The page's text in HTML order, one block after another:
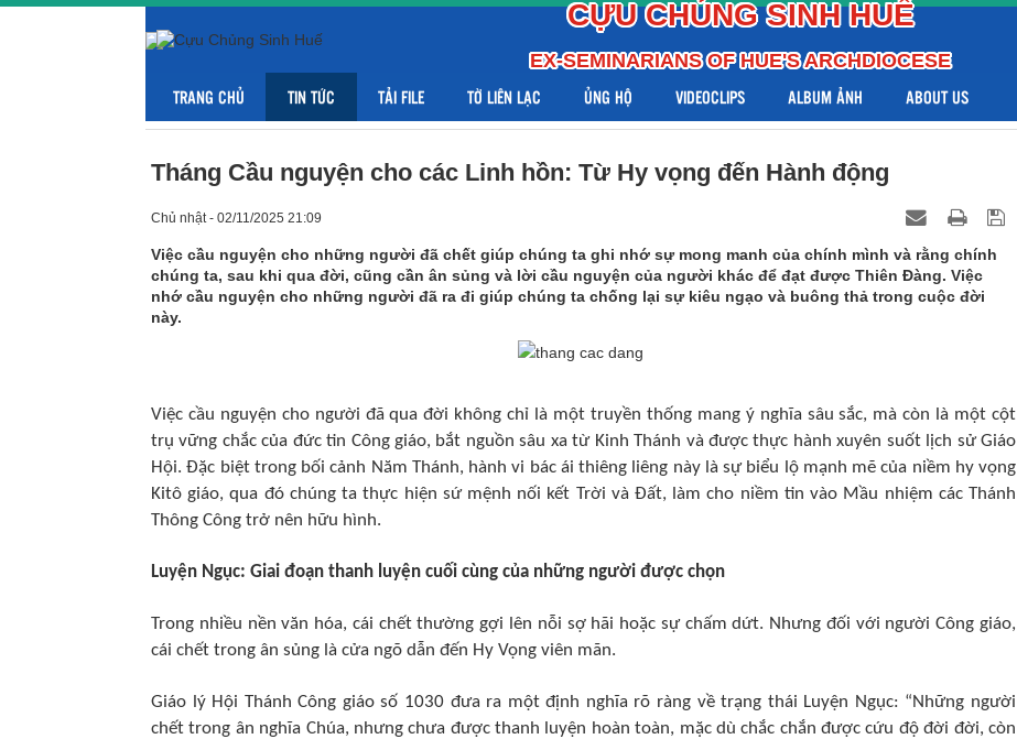
CỰU CHỦNG SINH HUẾ
EX-SEMINARIANS OF HUE'S ARCHDIOCESE
TRANG CHỦ TIN TỨC TẢI FILE TỜ LIÊN LẠC ỦNG HỘ VIDEOCLIPS ALBUM ẢNH ABOUT US
Tháng Cầu nguyện cho các Linh hồn: Từ Hy vọng đến Hành động
Chủ nhật - 02/11/2025 21:09
Việc cầu nguyện cho những người đã chết giúp chúng ta ghi nhớ sự mong manh của chính mình và rằng chính
chúng ta, sau khi qua đời, cũng cần ân sủng và lời cầu nguyện của người khác để đạt được Thiên Đàng. Việc
nhớ cầu nguyện cho những người đã ra đi giúp chúng ta chống lại sự kiêu ngạo và buông thả trong cuộc đời
này.
Việc cầu nguyện cho người đã qua đời không chỉ là một truyền thống mang ý nghĩa sâu sắc, mà còn là một cột
trụ vững chắc của đức tin Công giáo, bắt nguồn sâu xa từ Kinh Thánh và được thực hành xuyên suốt lịch sử Giáo
Hội. Đặc biệt trong bối cảnh Năm Thánh, hành vi bác ái thiêng liêng này là sự biểu lộ mạnh mẽ của niềm hy vọng
Kitô giáo, qua đó chúng ta thực hiện sứ mệnh nối kết Trời và Đất, làm cho niềm tin vào Mầu nhiệm các Thánh
Thông Công trở nên hữu hình.
Luyện Ngục: Giai đoạn thanh luyện cuối cùng của những người được chọn
Trong nhiều nền văn hóa, cái chết thường gợi lên nỗi sợ hãi hoặc sự chấm dứt. Nhưng đối với người Công giáo,
cái chết trong ân sủng là cửa ngõ dẫn đến Hy Vọng viên mãn.
Giáo lý Hội Thánh Công giáo số 1030 đưa ra một định nghĩa rõ ràng về trạng thái Luyện Ngục: “Những người
chết trong ân nghĩa Chúa, nhưng chưa được thanh luyện hoàn toàn, mặc dù chắc chắn được cứu độ đời đời, còn